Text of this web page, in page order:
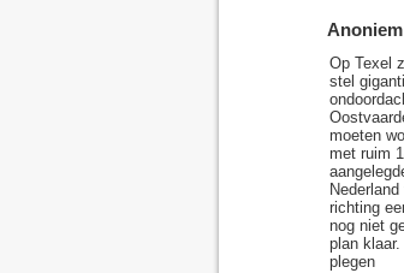
Op Texel
stel
moeten
met ruim
richting
nog niet
plan
plegen